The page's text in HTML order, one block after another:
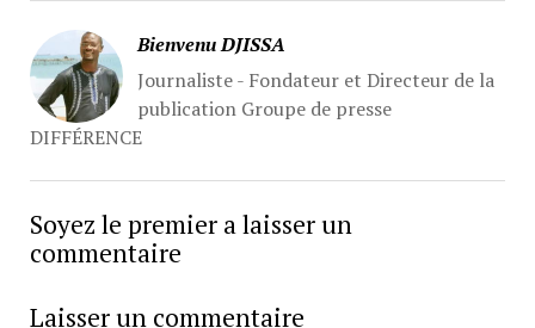
Bienvenu DJISSA
Journaliste - Fondateur et Directeur de la
publication Groupe de presse
DIFFÉRENCE
Soyez le premier a laisser un
commentaire
Laisser un commentaire